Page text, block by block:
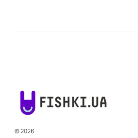
© 2026